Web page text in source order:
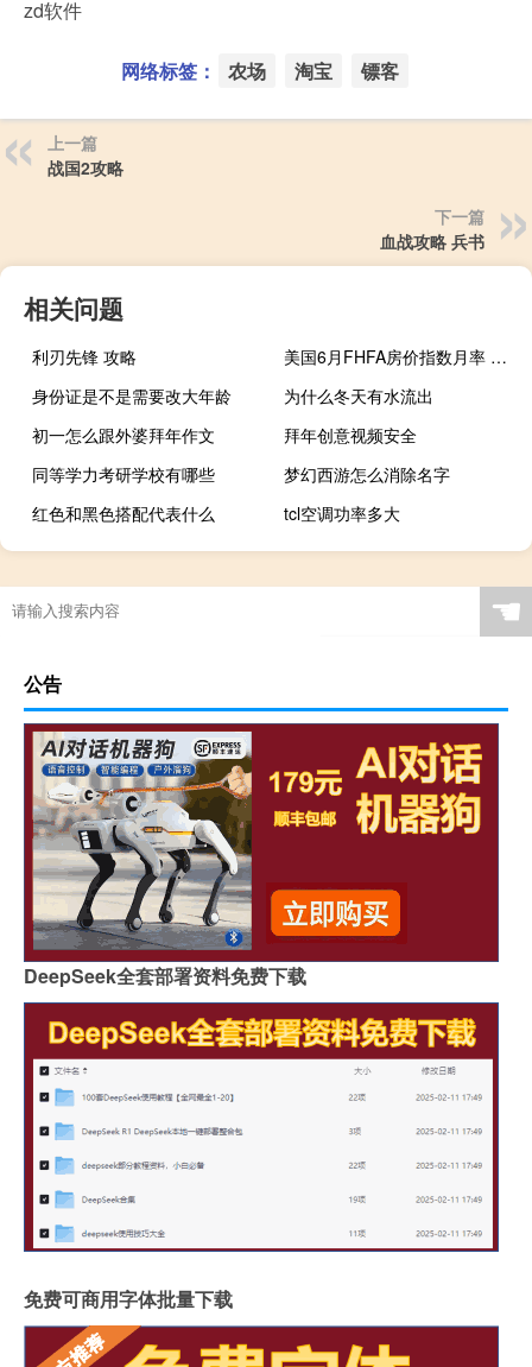
zd软件
网络标签： 农场 淘宝 镖客
上一篇
战国2攻略
下一篇
血战攻略 兵书
相关问题
利刃先锋 攻略
美国6月FHFA房价指数月率 0.3%预期0.60%前值0.70%
身份证是不是需要改大年龄
为什么冬天有水流出
初一怎么跟外婆拜年作文
拜年创意视频安全
同等学力考研学校有哪些
梦幻西游怎么消除名字
红色和黑色搭配代表什么
tcl空调功率多大
☚
公告
DeepSeek全套部署资料免费下载
免费可商用字体批量下载